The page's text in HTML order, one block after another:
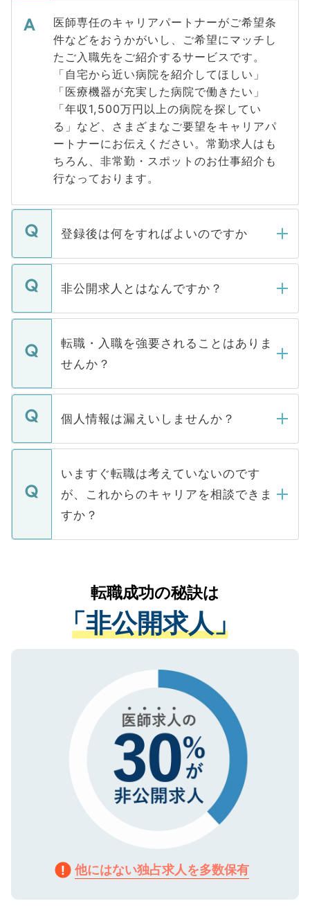
医師専任のキャリアパートナーがご希望条
件などをおうかがいし、ご希望にマッチし
たご入職先をご紹介するサービスです。
「自宅から近い病院を紹介してほしい」
「医療機器が充実した病院で働きたい」
「年収1,500万円以上の病院を探してい
る」など、さまざまなご要望をキャリアパ
ートナーにお伝えください。常勤求人はも
ちろん、非常勤・スポットのお仕事紹介も
行なっております。
登録後は何をすればよいのですか
ご登録いただきましたら、弊社担当者がご
登録内容を確認し、その後メールもしくは
ます。通常、5営業日以内にはご連絡をせて
いただきますので、しばらくお待ちくださ
い。
非公開求人とはなんですか？
マイナビDOCTORで取り扱っている求人の
うち約3割は、Webサイトからご覧いただ
けない「非公開求人」です。非公開求人は
下記の理由によって、一般には公開してい
ません。
■応募殺到を避けるため 人気のある医療機
関を公にしてしまうと、応募が殺到する場
に、医療機関が求める条件に合った人材の
みを人材紹介会社に依頼するケースが増え
ています。
転職・入職を強要されることはありま
せんか？
転職・入職を強要することは一切ありませ
ん。また、仮に応募先から内定をいただい
定を承諾する必要はありません。内定先へ
の辞退の連絡はキャリアパートナーが行い
ますので、ご安心ください。
個人情報は漏えいしませんか？
個人情報が漏えいすることはありませんの
で、ご安心ください。当サイトからの登録
などで収集したご登録者様の個人情報は、
ご本人のキャリアアップおよび転職活動の
支援を目的に使用いたします。お預かりし
ているすべての個人データはご本人の許可
は、個人情報の取り扱いについての厳密な
管理基準を満たした事業者のみに付与され
る、プライバシーマークを取得済みです。
ご登録いただいた個人情報は、SSL（デー
で、機密保持に関してもご安心ください。
いますぐ転職は考えていないのです
が、これからのキャリアを相談できま
すか？
かがいして、現在の医療機関の状況や紹介
経験をまじえながら、適切なアドバイスを
させていただきます。すぐにご転職をされ
ない方には、長期的なサポートが可能です
ので、まずはご登録ください。
転職成功の秘訣は
「非公開求人」
他にはない独占求人を多数保有